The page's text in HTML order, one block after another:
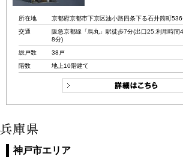
所在地
京都府京都市下京区油小路四条下る石井筒町
交通
阪急京都線「烏丸」駅徒歩7分(出口25:利用時
8分)
総戸数
38戸
階数
地上10階建て
神戸市エリア